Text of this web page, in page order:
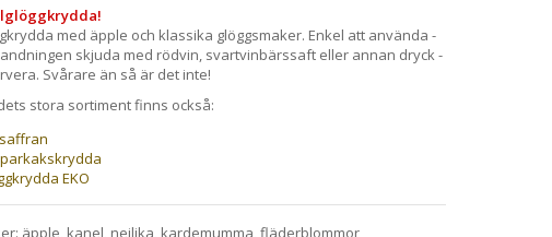
med äpple och klassika glöggsmaker. Enkel att använda -
skjuda med rödvin, svartvinbärssaft eller annan dryck -
Svårare än så är det inte!
stora sortiment finns också:
EKO
äpple, kanel, nejlika, kardemumma, fläderblommor